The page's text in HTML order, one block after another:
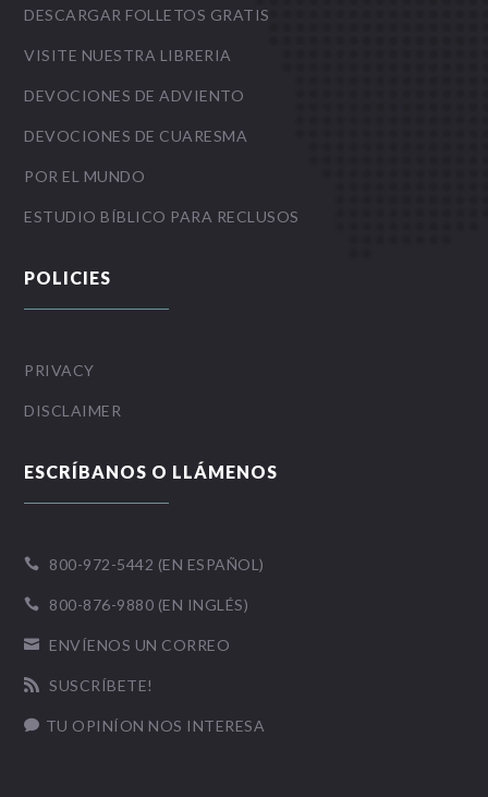
DESCARGAR FOLLETOS GRATIS
VISITE NUESTRA LIBRERIA
DEVOCIONES DE ADVIENTO
DEVOCIONES DE CUARESMA
POR EL MUNDO
ESTUDIO BÍBLICO PARA RECLUSOS
POLICIES
PRIVACY
DISCLAIMER
ESCRÍBANOS O LLÁMENOS
 800-972-5442 (EN ESPAÑOL)
 800-876-9880 (EN INGLÉS)
 ENVÍENOS UN CORREO
 SUSCRÍBETE!
 TU OPINÍON NOS INTERESA